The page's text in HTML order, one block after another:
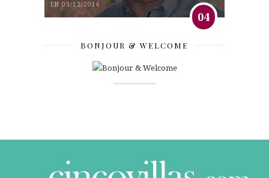
EN 03/12/2016
04
BONJOUR & WELCOME